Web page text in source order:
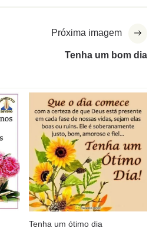
Próxima imagem
Tenha um bom dia
Tenha um ótimo dia